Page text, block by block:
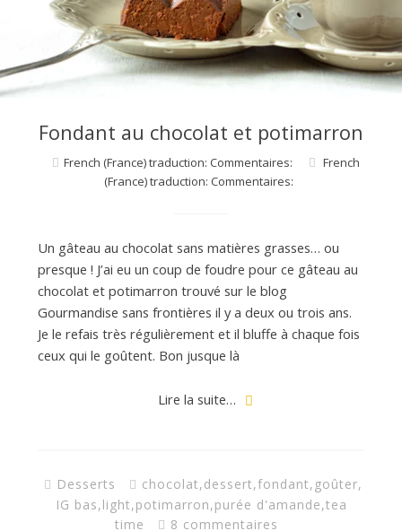
e
Fondant au chocolat et potimarron
French (France) traduction: Commentaires:
French
(France) traduction: Commentaires:
Un gâteau au chocolat sans matières grasses… ou
presque ! J’ai eu un coup de foudre pour ce gâteau au
chocolat et potimarron trouvé sur le blog
Gourmandise sans frontières il y a deux ou trois ans.
Je le refais très régulièrement et il bluffe à chaque fois
ceux qui le goûtent. Bon jusque là
Lire la suite…
Desserts chocolat,dessert,fondant, goûter,
IG bas,light,potimarron,purée d'amande,tea
time
8 commentaires